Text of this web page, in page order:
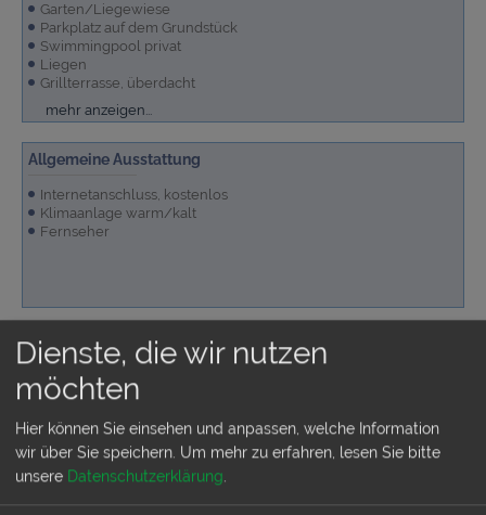
Garten/Liegewiese
Parkplatz auf dem Grundstück
Swimmingpool privat
Liegen
Grillterrasse, überdacht
Terrassenmöbel
Terrasse überdacht
Grundstück sichtgeschützt umfriedet
mehr anzeigen...
Allgemeine Ausstattung
Internetanschluss, kostenlos
Klimaanlage warm/kalt
Fernseher
Badezimmer
2 Duschbäder
Dienste, die wir nutzen
möchten
Hier können Sie einsehen und anpassen, welche Information
wir über Sie speichern. Um mehr zu erfahren, lesen Sie bitte
unsere Datenschutzerklärung.